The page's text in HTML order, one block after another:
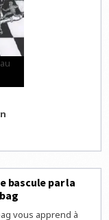
bascule par la
vous apprend à